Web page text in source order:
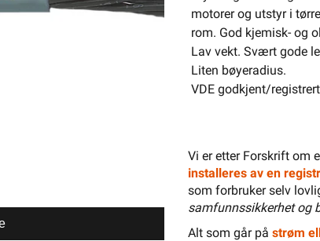
motorer og utstyr i
rom. God kjemisk- og
Lav vekt. Svært gode
Liten bøyeradius.
VDE godkjent/
Vi er etter Forskrift om
installeres av en
som forbruker selv
samfunnssikkerhet og
Alt som går på strøm